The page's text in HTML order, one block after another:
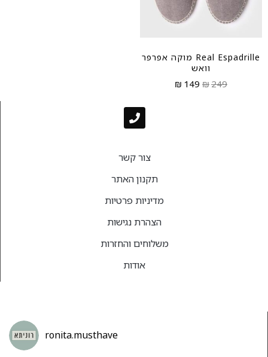
Real Espadrille מוקה אפרפר
וואש
₪249
₪ 149
צור קשר
תקנון האתר
מדיניות פרטיות
הצהרת נגישות
משלוחים והחזרות
אודות
ronita.musthave